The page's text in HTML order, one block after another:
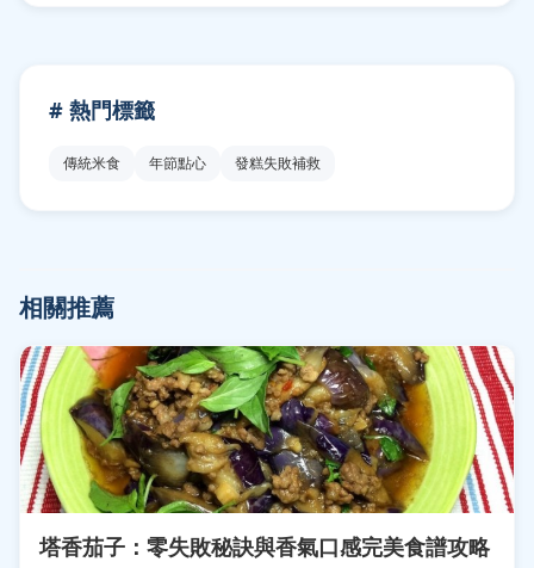
# 熱門標籤
傳統米食 年節點心 發糕失敗補救
相關推薦
塔香茄子：零失敗秘訣與香氣口感完美食譜攻略